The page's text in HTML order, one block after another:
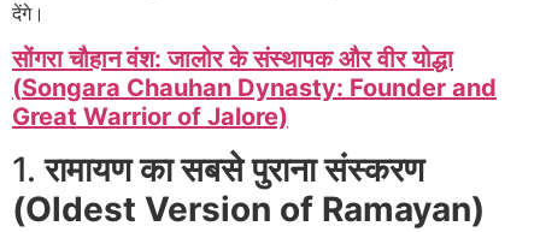
देंगे।
सोंगरा चौहान वंश: जालोर के संस्थापक और वीर योद्धा
(Songara Chauhan Dynasty: Founder and
Great Warrior of Jalore)
1.रामायण का सबसे पुराना संस्करण
(Oldest Version of Ramayan)